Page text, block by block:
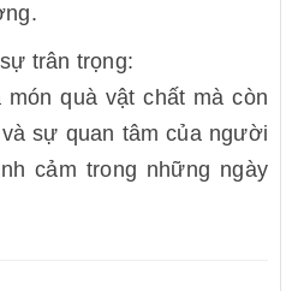
trân trọng:
quà vật chất mà còn
sự quan tâm của người
cảm trong những ngày